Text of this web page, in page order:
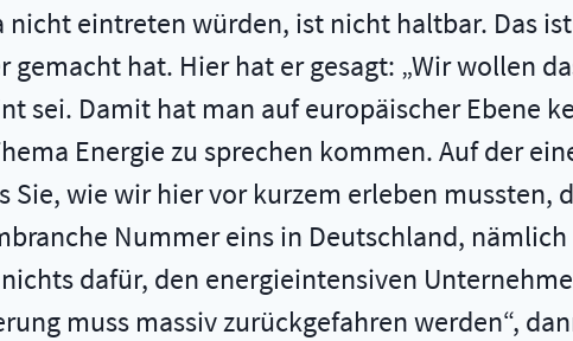
eintreten würden, ist nicht haltbar. Das
hat. Hier hat er gesagt: „Wir wollen
sei. Damit hat man auf europäischer Ebene
Energie zu sprechen kommen. Auf der
Sie, wie wir hier vor kurzem erleben mussten,
Nummer eins in Deutschland,
dafür, den energieintensiven
muss massiv zurückgefahren werden“,